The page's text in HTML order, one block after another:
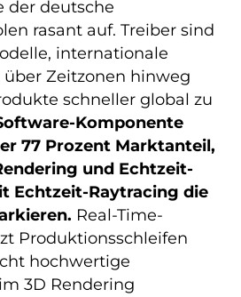
der deutsche
rasant auf. Treiber sind
internationale
Zeitzonen hinweg
schneller global zu
Komponente
77 Prozent Marktanteil,
und Echtzeit-
Echtzeit-Raytracing die
Real-Time-
Produktionsschleifen
hochwertige
3D Rendering